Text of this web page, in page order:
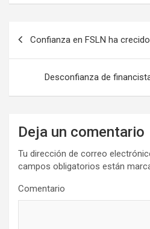
Confianza en FSLN ha
Desconfianza de
Deja un comentario
Tu dirección de correo
campos obligatorios están
Comentario